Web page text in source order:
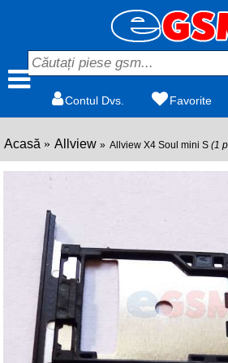
Contul Dvs. Favorite
Acasă Allview Allview X4 Soul mini S (1